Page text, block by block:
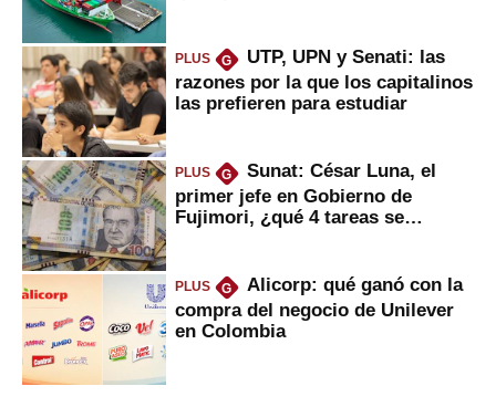
PLUS G
UTP, UPN y Senati: las
razones por la que los capitalinos
las prefieren para estudiar
PLUS G
Sunat: César Luna, el
primer jefe en Gobierno de
Fujimori, ¿qué 4 tareas se
PLUS G
Alicorp: qué ganó con la
compra del negocio de Unilever
en Colombia